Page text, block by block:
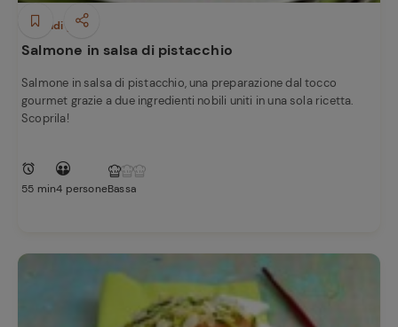
Secondi piatti
Salmone in salsa di pistacchio
Salmone in salsa di pistacchio, una preparazione dal tocco
gourmet grazie a due ingredienti nobili uniti in una sola ricetta.
Scoprila!
55 min4 personeBassa